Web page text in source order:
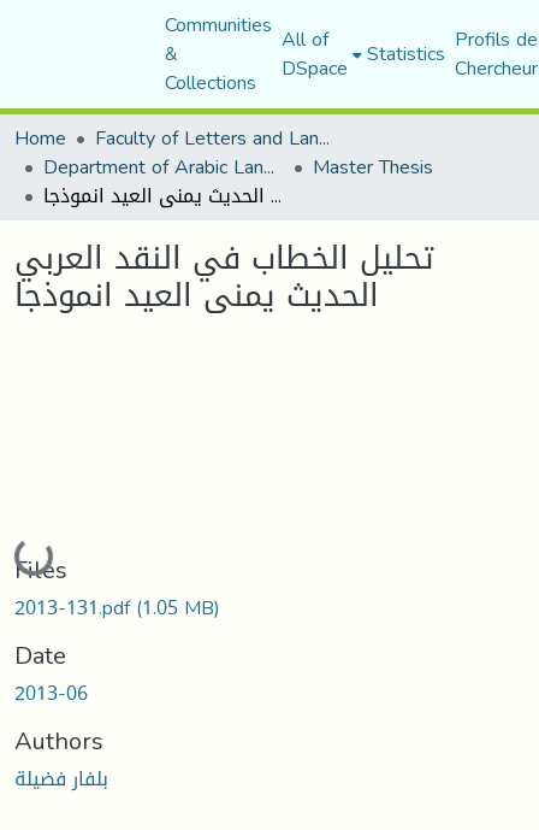
Communities
&
Collections
All of
DSpace Statistics Profils
Home
Faculty of Letters and Languages
Department of Arabic Language and Literature Master Thesis
تحليل الخطاب في النقد العربي الحديث يمنى العيد انموذجا
تحليل الخطاب في النقد العربي
الحديث يمنى العيد انموذجا
Loading...
Files
2013-131.pdf(1.05 MB)
Date
2013-06
Authors
بلفار فضيلة